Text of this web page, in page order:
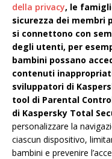
della privacy, le
sicurezza dei membri
si connettono con
degli utenti, per
bambini possano
contenuti
sviluppatori di
tool di Parental
di Kaspersky Total
personalizzare la
ciascun dispositivo,
bambini e prevenire